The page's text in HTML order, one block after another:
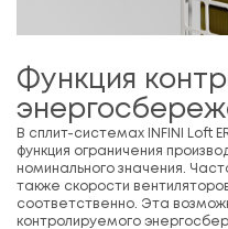
Функция
В сплит-системах INFINI Loft
функция ограничения
номинального значения.
также скорости
соответственно. Эта
контролируемого